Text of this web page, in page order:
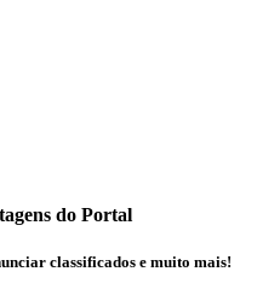
do Portal
classificados e muito mais!